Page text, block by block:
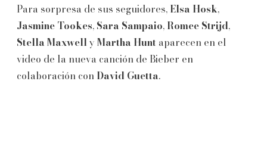
Para sorpresa de sus seguidores, Elsa Hosk,
Jasmine Tookes, Sara Sampaio,Romee Strijd,
Stella Maxwelly Martha Hunt aparecen en el
video de la nueva canción de Bieber en
colaboración con David Guetta.